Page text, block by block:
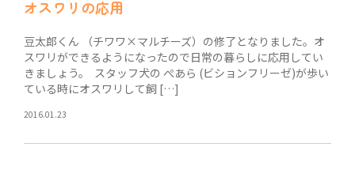
オスワリの応用
豆太郎くん （チワワ×マルチーズ）の修了となりました。オ
スワリができるようになったので日常の暮らしに応用してい
きましょう。 スタッフ犬の ぺあら (ビションフリーゼ)が歩い
ている時にオスワリして飼 […]
2016.01.23